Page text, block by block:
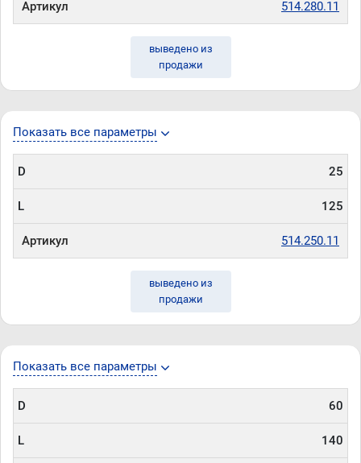
Артикул 514.280.11
выведено из
продажи
Показать все параметры
D 25
L 125
Артикул 514.250.11
выведено из
продажи
Показать все параметры
D 60
L 140